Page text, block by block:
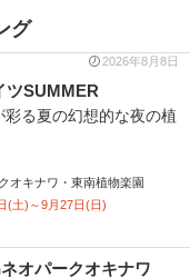
グ
2026年8月8日
ツSUMMER
彩る夏の幻想的な夜の植
オキナワ・東南植物楽園
(土)～9月27日(日)
オパークオキナワ